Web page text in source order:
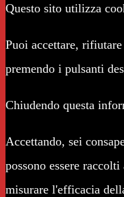
Questo sito utilizza
Puoi accettare,
premendo i pulsanti
Chiudendo questa
Accettando, sei
possono essere
misurare l'efficacia